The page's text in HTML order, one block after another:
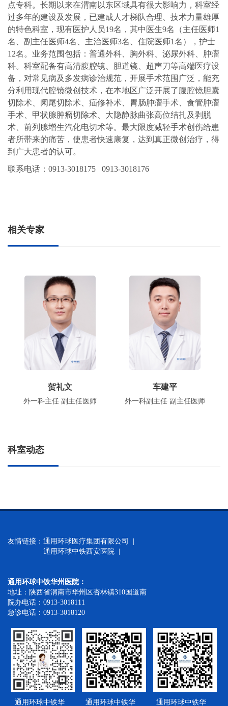
点专科。长期以来在渭南以东区域具有很大影响力，科室经
过多年的建设及发展，已建成人才梯队合理、技术力量雄厚
的特色科室，现有医护人员19名，其中医生9名（主任医师1
名、副主任医师4名、主治医师3名、住院医师1名），护士
12名。业务范围包括：普通外科、胸外科、泌尿外科、肿瘤
科。科室配备有高清腹腔镜、胆道镜、超声刀等高端医疗设
备，对常见病及多发病诊治规范，开展手术范围广泛，能充
分利用现代腔镜微创技术，在本地区广泛开展了腹腔镜胆囊
切除术、阑尾切除术、疝修补术、胃肠肿瘤手术、食管肿瘤
手术、甲状腺肿瘤切除术、大隐静脉曲张高位结扎及剥脱
术、前列腺增生汽化电切术等。最大限度减轻手术创伤给患
者所带来的痛苦，使患者快速康复，达到真正微创治疗，得
到广大患者的认可。
联系电话：0913-3018175 0913-3018176
相关专家
贺礼文
外一科主任 副主任医师
车建平
外一科副主任 副主任医师
科室动态
友情链接： 通用环球医疗集团有限公司 |
通用环球中铁西安医院 |
通用环球中铁华州医院：
地址：陕西省渭南市华州区杏林镇310国道南
院办电话：0913-3018111
急诊电话：0913-3018120
通用环球中铁华 通用环球中铁华 通用环球中铁华